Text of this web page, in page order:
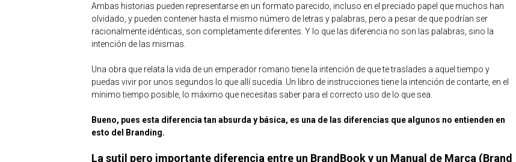
Ambas historias pueden representarse en un formato parecido, incluso en el preciado papel que muchos han
olvidado, y pueden contener hasta el mismo número de letras y palabras, pero a pesar de que podrían ser
racionalmente idénticas, son completamente diferentes. Y lo que las diferencia no son las palabras, sino la
intención de las mismas.
Una obra que relata la vida de un emperador romano tiene la intención de que te traslades a aquel tiempo y
puedas vivir por unos segundos lo que allí sucedía. Un libro de instrucciones tiene la intención de contarte, en el
mínimo tiempo posible, lo máximo que necesitas saber para el correcto uso de lo que sea.
Bueno, pues esta diferencia tan absurda y básica, es una de las diferencias que algunos no entienden en
esto del Branding.
La sutil pero importante diferencia entre un BrandBook y un Manual de Marca (Brand